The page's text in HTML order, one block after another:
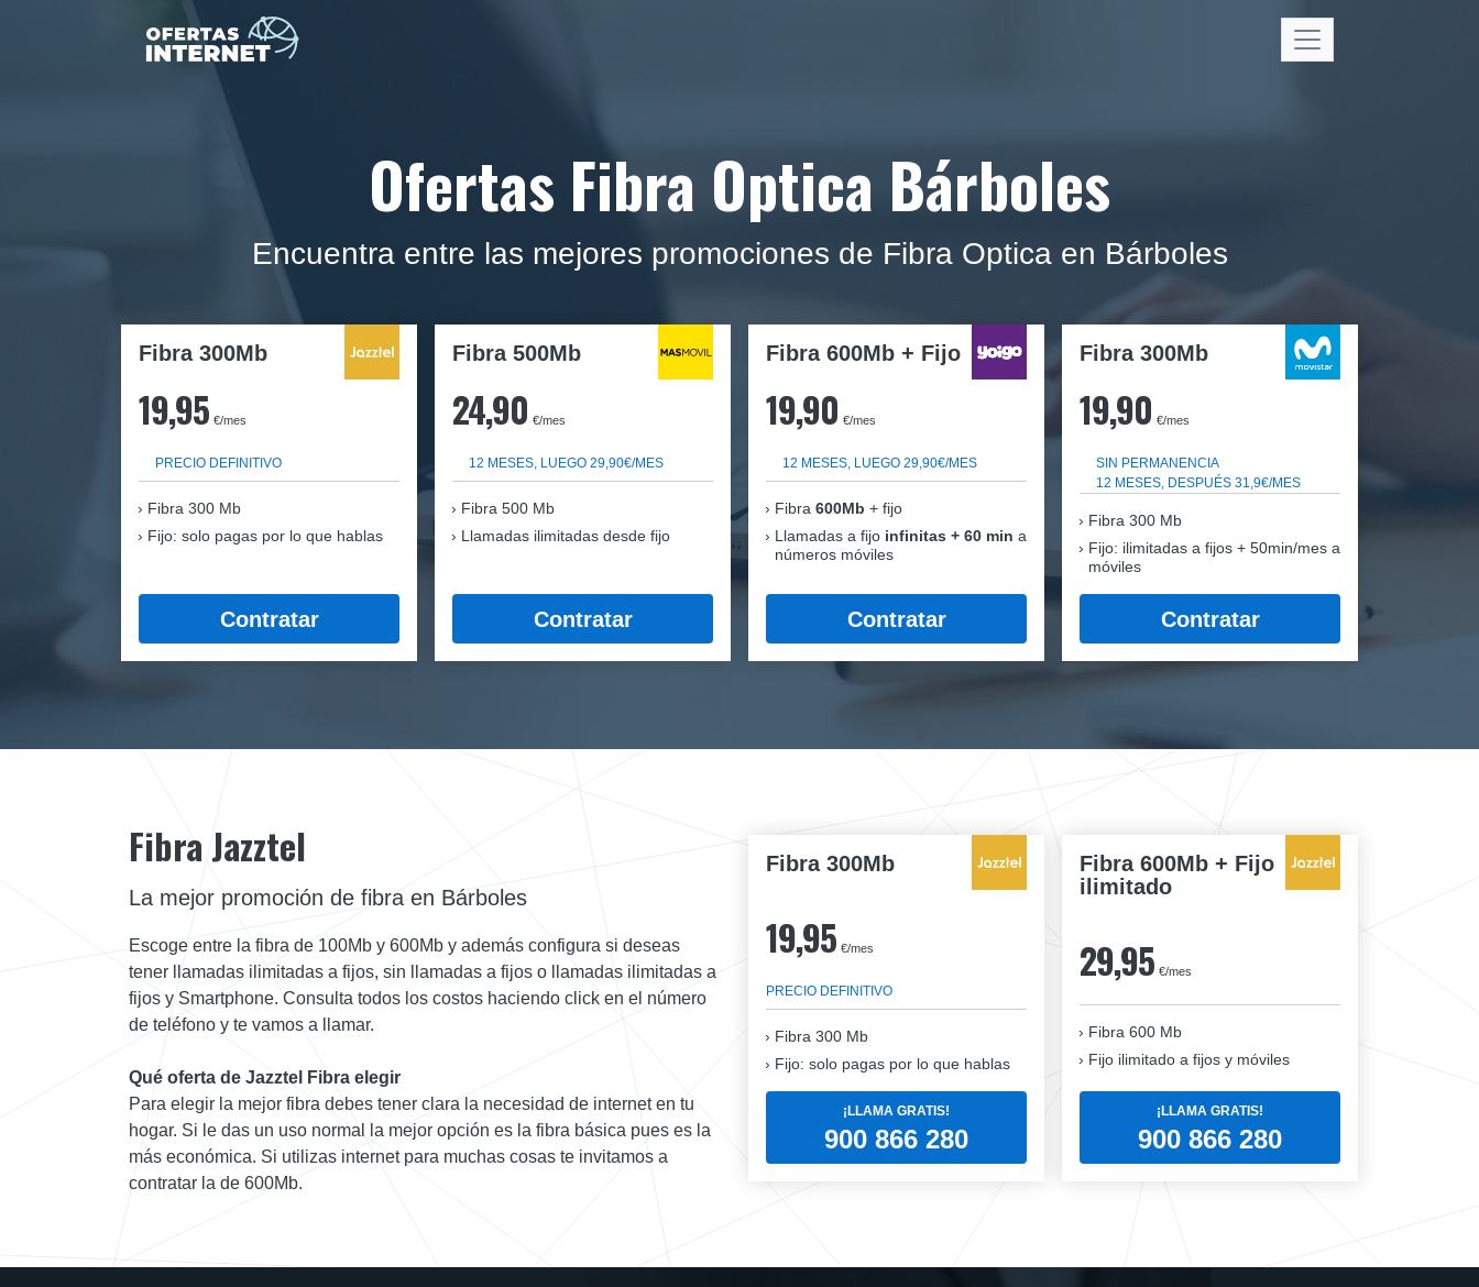
Ofertas Fibra Optica Bárboles
Encuentra entre las mejores promociones de Fibra Optica en Bárboles
Fibra 300Mb
19,95 €/mes
PRECIO DEFINITIVO
Fibra 300 Mb
Fijo: solo pagas por lo que hablas
Contratar
Fibra 500Mb
24,90 €/mes
12 MESES, LUEGO 29,90€/MES
Fibra 500 Mb
Llamadas ilimitadas desde fijo
Contratar
Fibra 600Mb + Fijo
19,90 €/mes
12 MESES, LUEGO 29,90€/MES
Fibra 600Mb + fijo
Llamadas a fijo infinitas + 60 min a
números móviles
Contratar
Fibra 300Mb
19,90 €/mes
SIN PERMANENCIA
12 MESES, DESPUÉS 31,9€/MES
Fibra 300 Mb
Fijo: ilimitadas a fijos + 50min/mes a
móviles
Contratar
Fibra 300Mb
19,95 €/mes
PRECIO DEFINITIVO
Fibra 300 Mb
Fijo: solo pagas por lo que hablas
¡LLAMA GRATIS!
900 866 280
Fibra 600Mb + Fijo
ilimitado
29,95 €/mes
Fibra 600 Mb
Fijo ilimitado a fijos y móviles
¡LLAMA GRATIS!
900 866 280
Fibra Jazztel
La mejor promoción de fibra en Bárboles
Escoge entre la fibra de 100Mb y 600Mb y además configura si deseas
tener llamadas ilimitadas a fijos, sin llamadas a fijos o llamadas ilimitadas a
fijos y Smartphone. Consulta todos los costos haciendo click en el número
de teléfono y te vamos a llamar.
Qué oferta de Jazztel Fibra elegir
Para elegir la mejor fibra debes tener clara la necesidad de internet en tu
hogar. Si le das un uso normal la mejor opción es la fibra básica pues es la
más económica. Si utilizas internet para muchas cosas te invitamos a
contratar la de 600Mb.